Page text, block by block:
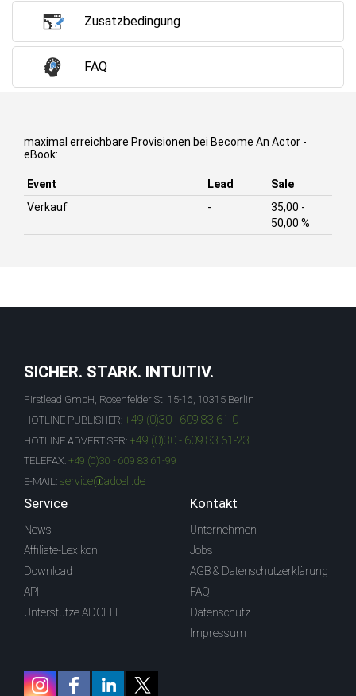
Zusatzbedingung
FAQ
maximal erreichbare Provisionen bei Become An Actor -
eBook:
Event Lead
Sale
Verkauf
-
35,00 -
50,00 %
SICHER. STARK. INTUITIV.
Firstlead GmbH, Rosenfelder St. 15-16, 10315 Berlin
HOTLINE PUBLISHER: +49 (0)30 - 609 83 61-0
HOTLINE ADVERTISER: +49 (0)30 - 609 83 61-23
TELEFAX: +49 (0)30 - 609 83 61-99
E-MAIL: service@adcell.de
Service
News
Affiliate-Lexikon
Download
API
Unterstütze ADCELL
Kontakt
Unternehmen
Jobs
AGB & Datenschutzerklärung
FAQ
Datenschutz
Impressum